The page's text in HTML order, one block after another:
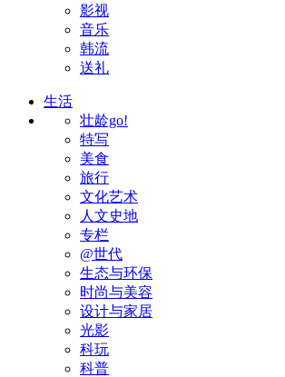
影视
音乐
韩流
送礼
生活
壮龄go!
特写
美食
旅行
文化艺术
人文史地
专栏
@世代
生态与环保
时尚与美容
设计与家居
光影
科玩
科普